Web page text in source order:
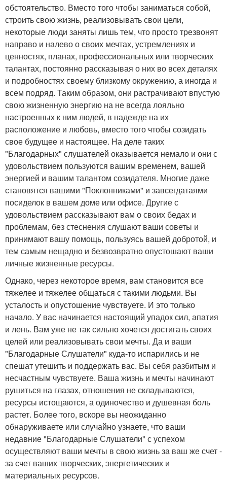
обстоятельство. Вместо того чтобы заниматься собой,
строить свою жизнь, реализовывать свои цели,
некоторые люди заняты лишь тем, что просто трезвонят
направо и налево о своих мечтах, устремлениях и
ценностях, планах, профессиональных или творческих
талантах, постоянно рассказывая о них во всех деталях
и подробностях своему близкому окружению, а иногда и
всем подряд. Таким образом, они растрачивают впустую
свою жизненную энергию на не всегда лояльно
настроенных к ним людей, в надежде на их
расположение и любовь, вместо того чтобы созидать
свое будущее и настоящее. На деле таких
"Благодарных" слушателей оказывается немало и они с
удовольствием пользуются вашим временем, вашей
энергией и вашим талантом созидателя. Многие даже
становятся вашими "Поклонниками" и завсегдатаями
посиделок в вашем доме или офисе. Другие с
удовольствием рассказывают вам о своих бедах и
проблемам, без стеснения слушают ваши советы и
принимают вашу помощь, пользуясь вашей добротой, и
тем самым нещадно и безвозвратно опустошают ваши
личные жизненные ресурсы.
Однако, через некоторое время, вам становится все
тяжелее и тяжелее общаться с такими людьми. Вы
усталость и опустошение чувствуете. И это только
начало. У вас начинается настоящий упадок сил, апатия
и лень. Вам уже не так сильно хочется достигать своих
целей или реализовывать свои мечты. Да и ваши
"Благодарные Слушатели" куда-то испарились и не
спешат утешить и поддержать вас. Вы себя разбитым и
несчастным чувствуете. Ваша жизнь и мечты начинают
рушиться на глазах, отношения не складываются,
ресурсы истощаются, а одиночество и душевная боль
растет. Более того, вскоре вы неожиданно
обнаруживаете или случайно узнаете, что ваши
недавние "Благодарные Слушатели" с успехом
осуществляют ваши мечты в свою жизнь за ваш же счет -
за счет ваших творческих, энергетических и
материальных ресурсов.